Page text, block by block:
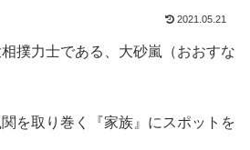
2021.05.21
撲力士である、大砂嵐（おおすな
を取り巻く『家族』にスポットを